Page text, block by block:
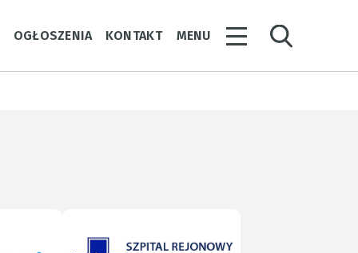
OGŁOSZENIA KONTAKT MENU